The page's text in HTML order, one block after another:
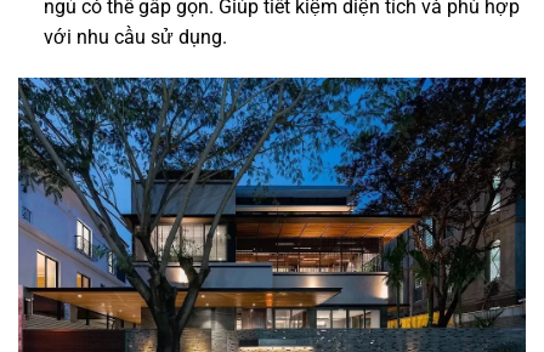
ngủ có thể gấp gọn. Giúp tiết kiệm diện tích và phù hợp
với nhu cầu sử dụng.